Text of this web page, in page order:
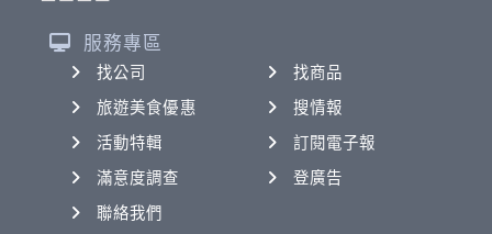
服務專區
找公司
找商品
旅遊美食優惠
搜情報
活動特輯
訂閱電子報
滿意度調查
登廣告
聯絡我們